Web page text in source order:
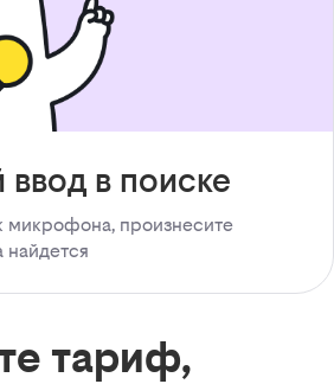
ввод в поиске
микрофона, произнесите
найдется
тариф,